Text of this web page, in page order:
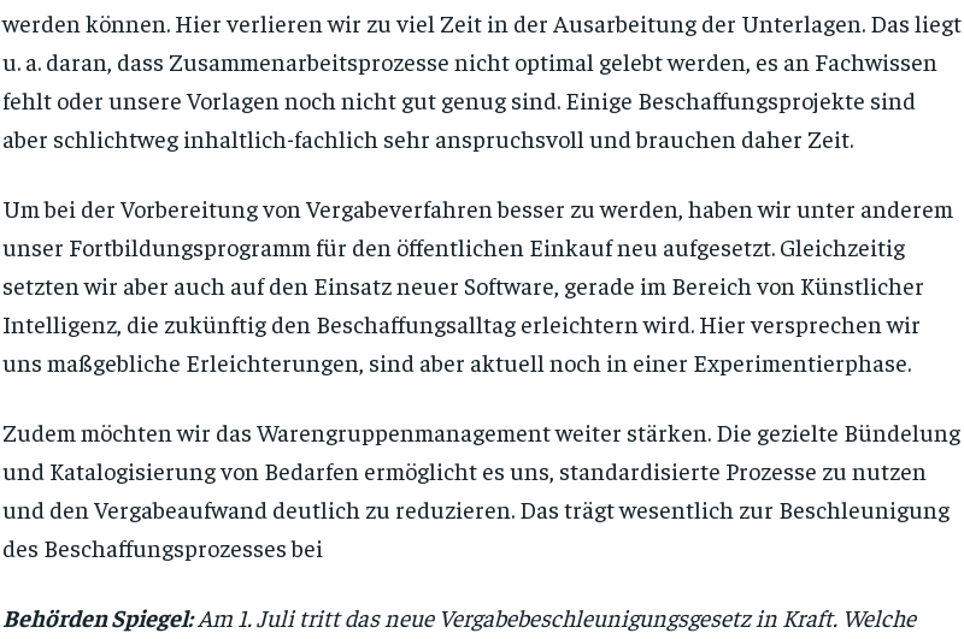
werden können. Hier verlieren wir zu viel Zeit in der Ausarbeitung der Unterlagen. Das liegt
u. a. daran, dass Zusammenarbeitsprozesse nicht optimal gelebt werden, es an Fachwissen
fehlt oder unsere Vorlagen noch nicht gut genug sind. Einige Beschaffungsprojekte sind
aber schlichtweg inhaltlich-fachlich sehr anspruchsvoll und brauchen daher Zeit.
Um bei der Vorbereitung von Vergabeverfahren besser zu werden, haben wir unter anderem
unser Fortbildungsprogramm für den öffentlichen Einkauf neu aufgesetzt. Gleichzeitig
setzten wir aber auch auf den Einsatz neuer Software, gerade im Bereich von Künstlicher
Intelligenz, die zukünftig den Beschaffungsalltag erleichtern wird. Hier versprechen wir
uns maßgebliche Erleichterungen, sind aber aktuell noch in einer Experimentierphase.
Zudem möchten wir das Warengruppenmanagement weiter stärken. Die gezielte Bündelung
und Katalogisierung von Bedarfen ermöglicht es uns, standardisierte Prozesse zu nutzen
und den Vergabeaufwand deutlich zu reduzieren. Das trägt wesentlich zur Beschleunigung
des Beschaffungsprozesses bei
Behörden Spiegel:Am 1. Juli tritt das neue Vergabebeschleunigungsgesetz in Kraft. Welche